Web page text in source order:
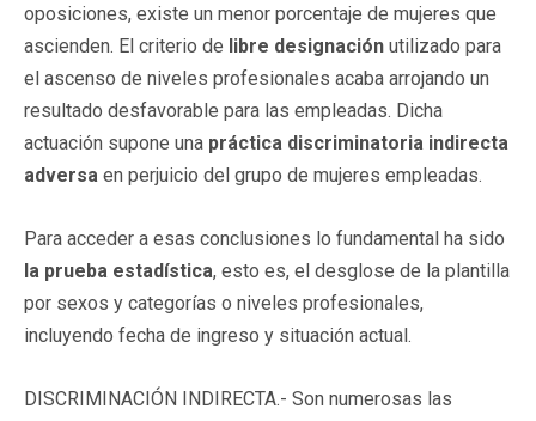
oposiciones, existe un menor porcentaje de mujeres que
ascienden. El criterio de libre designación utilizado para
el ascenso de niveles profesionales acaba arrojando un
resultado desfavorable para las empleadas. Dicha
actuación supone una práctica discriminatoria indirecta
adversa en perjuicio del grupo de mujeres empleadas.
Para acceder a esas conclusiones lo fundamental ha sido
la prueba estadística, esto es, el desglose de la plantilla
por sexos y categorías o niveles profesionales,
incluyendo fecha de ingreso y situación actual.
DISCRIMINACIÓN INDIRECTA.- Son numerosas las